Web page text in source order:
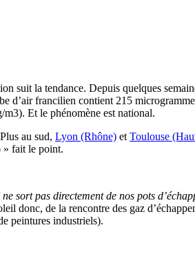
suit la tendance. Depuis quelques
d’air francilien contient 215
m3). Et le phénomène est national.
au sud, Lyon (Rhône) et Toulouse
» fait le point.
sort pas directement de nos pots
donc, de la rencontre des gaz
peintures industriels).